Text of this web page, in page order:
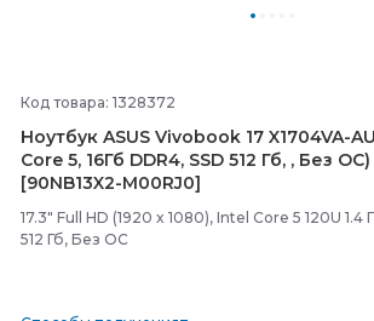
Код товара: 1328372
Ноутбук ASUS Vivobook 17 X1704VA-
Core 5, 16Гб DDR4, SSD 512 Гб, , Без
[90NB13X2-M00RJ0]
17.3" Full HD (1920 x 1080), Intel Core 5 120U 1.4
512 Гб, Без ОС